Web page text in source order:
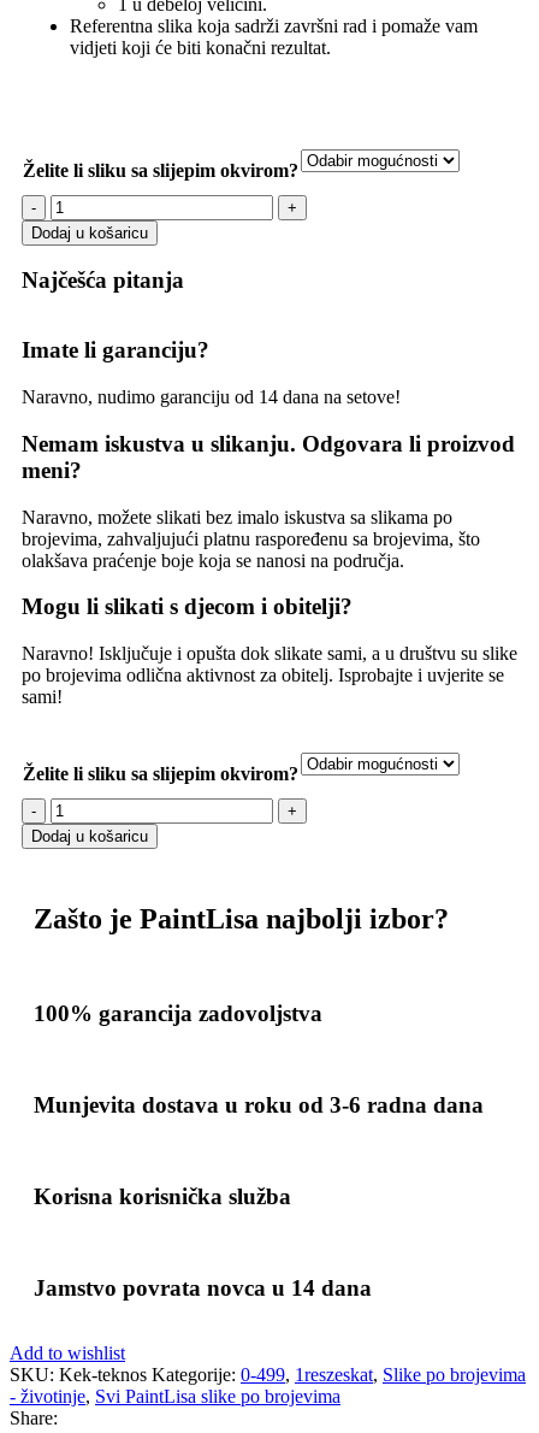
Referentna slika koja sadrži završni rad i pomaže vam
vidjeti koji će biti konačni rezultat.
Želite li sliku sa slijepim okvirom?
Dodaj u košaricu
Najčešća pitanja
Imate li garanciju?
Naravno, nudimo garanciju od 14 dana na setove!
Nemam iskustva u slikanju. Odgovara li proizvod
meni?
Naravno, možete slikati bez imalo iskustva sa slikama po
brojevima, zahvaljujući platnu raspoređenu sa brojevima, što
olakšava praćenje boje koja se nanosi na područja.
Mogu li slikati s djecom i obitelji?
Naravno! Isključuje i opušta dok slikate sami, a u društvu su slike
po brojevima odlična aktivnost za obitelj. Isprobajte i uvjerite se
sami!
Želite li sliku sa slijepim okvirom?
Dodaj u košaricu
Zašto je PaintLisa najbolji izbor?
100% garancija zadovoljstva
Munjevita dostava u roku od 3-6 radna dana
Korisna korisnička služba
Jamstvo povrata novca u 14 dana
Add to wishlist
SKU: Kek-teknos Kategorije: 0-499, 1reszeskat, Slike po brojevima
- životinje, Svi PaintLisa slike po brojevima
Share: